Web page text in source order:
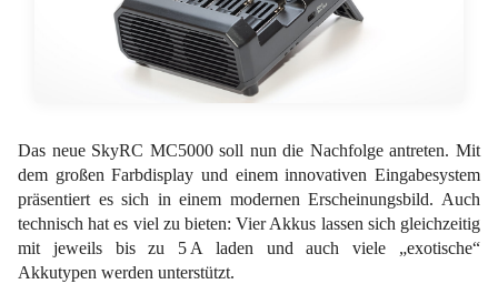
Das neue SkyRC MC5000 soll nun die Nachfolge antreten. Mit
dem großen Farbdisplay und einem innovativen Eingabesystem
präsentiert es sich in einem modernen Erscheinungsbild. Auch
technisch hat es viel zu bieten: Vier Akkus lassen sich gleichzeitig
mit jeweils bis zu 5 A laden und auch viele „exotische“
Akkutypen werden unterstützt.